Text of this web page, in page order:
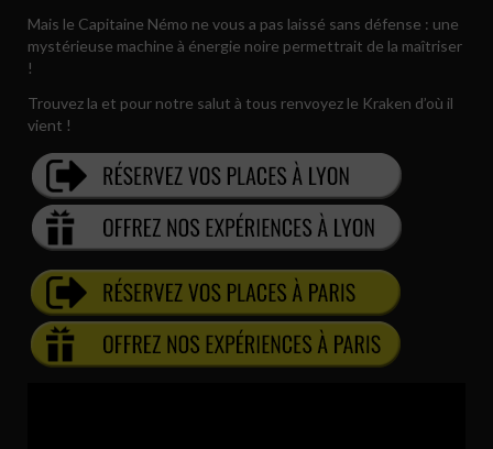
Mais le Capitaine Némo ne vous a pas laissé sans défense : une
mystérieuse machine à énergie noire permettrait de la maîtriser
!
Trouvez la et pour notre salut à tous renvoyez le Kraken d’où il
vient !